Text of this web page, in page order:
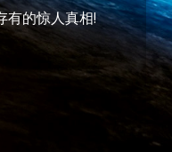
有的惊人真相!